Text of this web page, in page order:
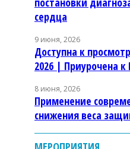
сердца
9 июня, 2026
Доступна к
2026 | Приурочена
8 июня, 2026
Применение
снижения веса